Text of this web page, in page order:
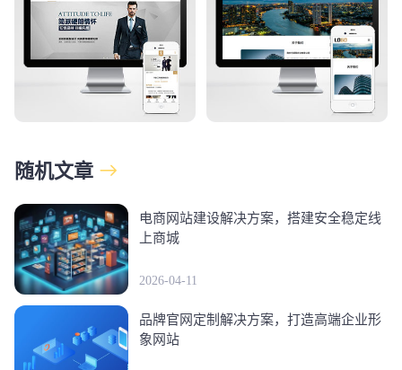
随机文章
电商网站建设解决方案，搭建安全稳定线
上商城
2026-04-11
品牌官网定制解决方案，打造高端企业形
象网站